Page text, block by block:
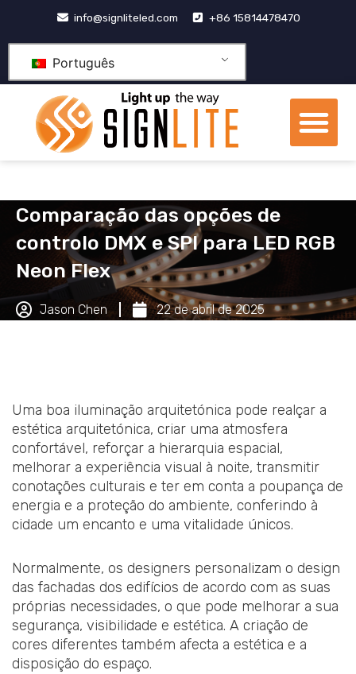
conteúdo
info@signliteled.com +86 15814478470
Português
Comparação das opções de
controlo DMX e SPI para LED RGB
Neon Flex
Jason Chen 22 de abril de 2025
Uma boa iluminação arquitetónica pode realçar a
estética arquitetónica, criar uma atmosfera
confortável, reforçar a hierarquia espacial,
melhorar a experiência visual à noite, transmitir
conotações culturais e ter em conta a poupança de
energia e a proteção do ambiente, conferindo à
cidade um encanto e uma vitalidade únicos.
Normalmente, os designers personalizam o design
das fachadas dos edifícios de acordo com as suas
próprias necessidades, o que pode melhorar a sua
segurança, visibilidade e estética. A criação de
cores diferentes também afecta a estética e a
disposição do espaço.